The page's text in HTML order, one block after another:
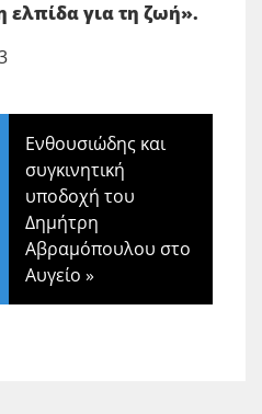
ελπίδα για τη ζωή».
Ενθουσιώδης και
συγκινητική
υποδοχή του
Δημήτρη
Αβραμόπουλου στο
Αυγείο »